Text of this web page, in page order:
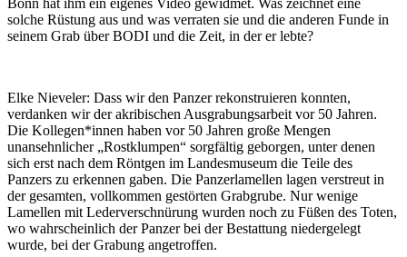
solche Rüstung aus und was verraten sie und die anderen Funde in
seinem Grab über BODI und die Zeit, in der er lebte?
Elke Nieveler: Dass wir den Panzer rekonstruieren konnten,
verdanken wir der akribischen Ausgrabungsarbeit vor 50 Jahren.
Die Kollegen*innen haben vor 50 Jahren große Mengen
unansehnlicher „Rostklumpen“ sorgfältig geborgen, unter denen
sich erst nach dem Röntgen im Landesmuseum die Teile des
Panzers zu erkennen gaben. Die Panzerlamellen lagen verstreut in
der gesamten, vollkommen gestörten Grabgrube. Nur wenige
Lamellen mit Lederverschnürung wurden noch zu Füßen des Toten,
wo wahrscheinlich der Panzer bei der Bestattung niedergelegt
wurde, bei der Grabung angetroffen.